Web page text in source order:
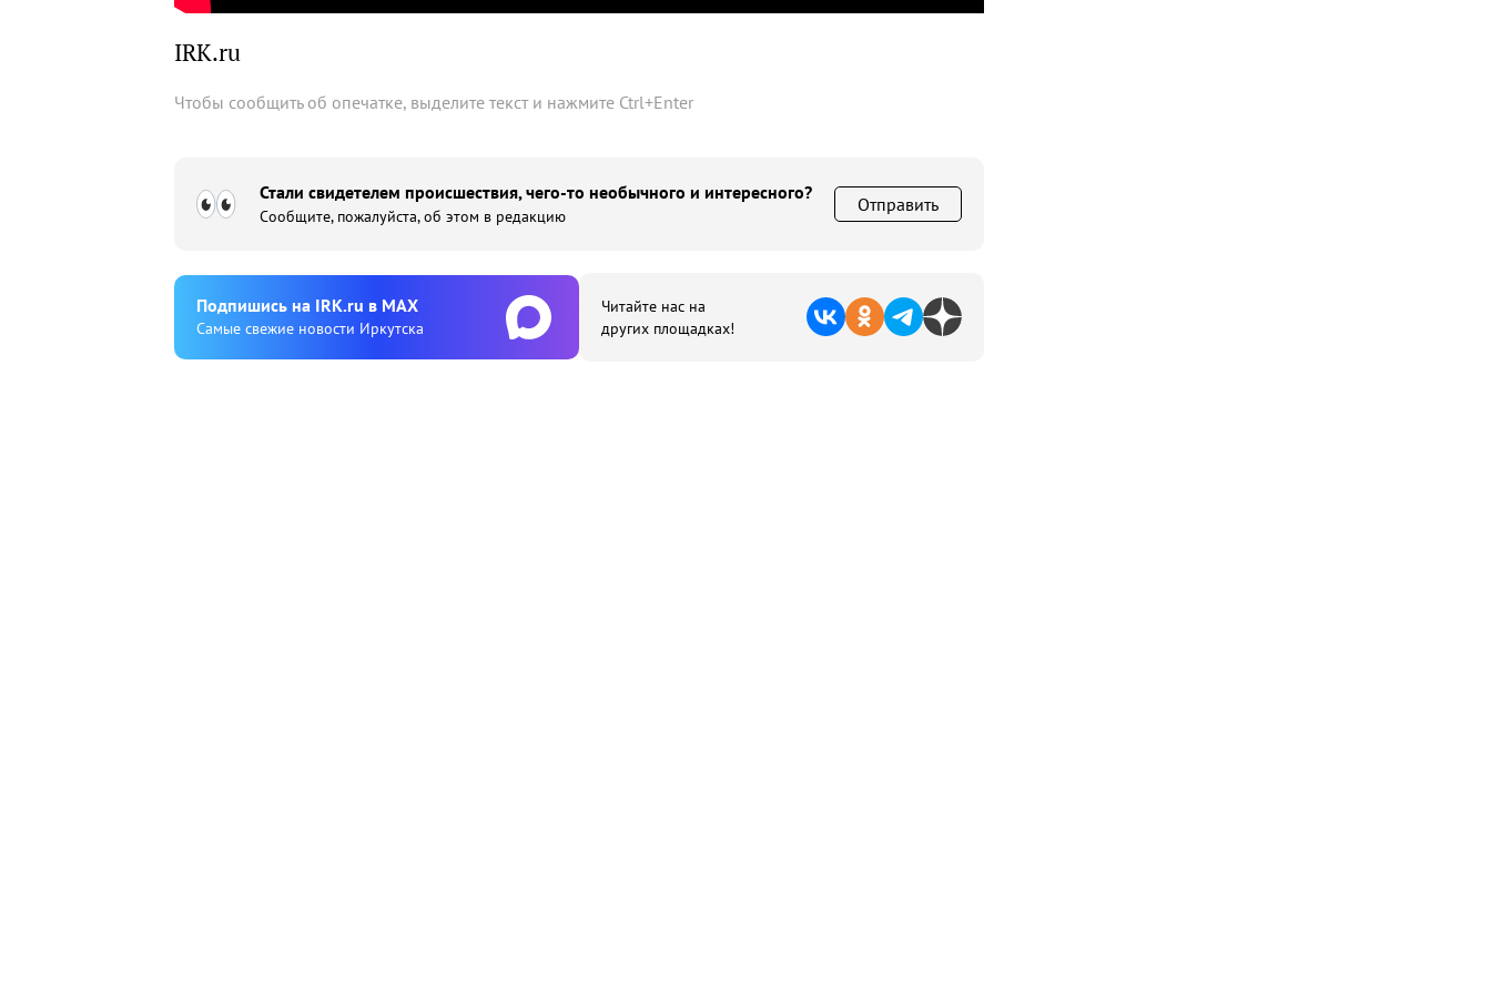
IRK.ru
Чтобы сообщить об опечатке, выделите текст и нажмите Ctrl+Enter
Стали свидетелем происшествия, чего-то необычного и интересного?
Сообщите, пожалуйста, об этом в редакцию
Отправить
Подпишиcь на IRK.ru в MAX
Cамые свежие новости Иркутска
Читайте нас на
других площадках!